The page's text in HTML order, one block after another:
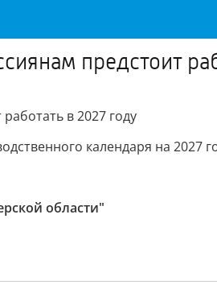
предстоит
в 2027 году
календаря на 2027
области"